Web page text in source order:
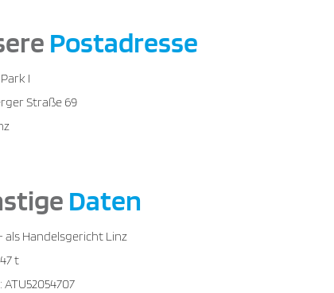
Postadresse
I
Straße 69
Daten
als Handelsgericht Linz
t
ATU52054707